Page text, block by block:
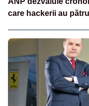
care hackerii au